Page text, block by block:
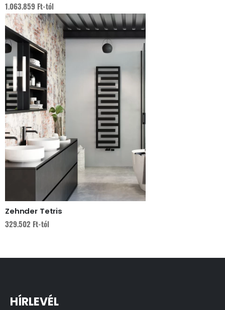
1.063.859 Ft-tól
Zehnder Tetris
329.502 Ft-tól
HÍRLEVÉL